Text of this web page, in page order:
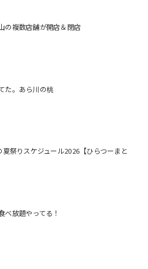
の複数店舗が開店＆閉店
た。あら川の桃
夏祭りスケジュール2026【ひらつーまと
べ放題やってる！